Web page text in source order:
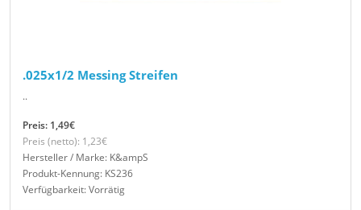
.025x1/2 Messing Streifen
..
Preis: 1,49€
Preis (netto): 1,23€
Hersteller / Marke: K&ampS
Produkt-Kennung: KS236
Verfügbarkeit: Vorrätig